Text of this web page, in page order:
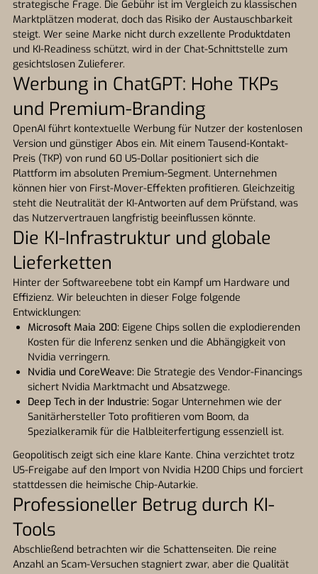
strategische Frage. Die Gebühr ist im Vergleich zu klassischen
Marktplätzen moderat, doch das Risiko der Austauschbarkeit
steigt. Wer seine Marke nicht durch exzellente Produktdaten
und KI-Readiness schützt, wird in der Chat-Schnittstelle zum
gesichtslosen Zulieferer.
Werbung in ChatGPT: Hohe TKPs
und Premium-Branding
OpenAI führt kontextuelle Werbung für Nutzer der kostenlosen
Version und günstiger Abos ein. Mit einem Tausend-Kontakt-
Preis (TKP) von rund 60 US-Dollar positioniert sich die
Plattform im absoluten Premium-Segment. Unternehmen
können hier von First-Mover-Effekten profitieren. Gleichzeitig
steht die Neutralität der KI-Antworten auf dem Prüfstand, was
das Nutzervertrauen langfristig beeinflussen könnte.
Die KI-Infrastruktur und globale
Lieferketten
Hinter der Softwareebene tobt ein Kampf um Hardware und
Effizienz. Wir beleuchten in dieser Folge folgende
Entwicklungen:
Microsoft Maia 200: Eigene Chips sollen die explodierenden
Kosten für die Inferenz senken und die Abhängigkeit von
Nvidia verringern.
Nvidia und CoreWeave: Die Strategie des Vendor-Financings
sichert Nvidia Marktmacht und Absatzwege.
Deep Tech in der Industrie: Sogar Unternehmen wie der
Sanitärhersteller Toto profitieren vom Boom, da
Spezialkeramik für die Halbleiterfertigung essenziell ist.
Geopolitisch zeigt sich eine klare Kante. China verzichtet trotz
US-Freigabe auf den Import von Nvidia H200 Chips und forciert
stattdessen die heimische Chip-Autarkie.
Professioneller Betrug durch KI-
Tools
Abschließend betrachten wir die Schattenseiten. Die reine
Anzahl an Scam-Versuchen stagniert zwar, aber die Qualität